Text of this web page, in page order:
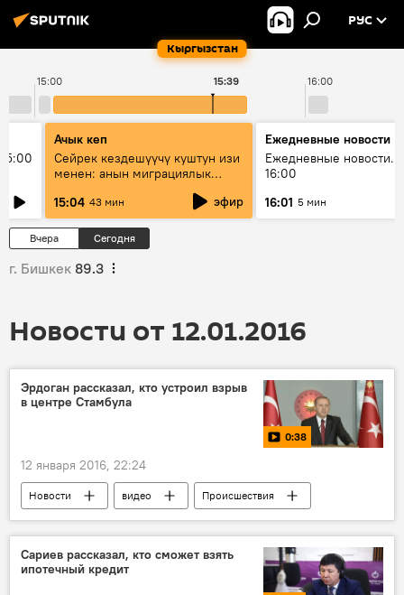
Кыргызстан
РУС
15:00 16:00
15:39
Ачык кеп
Сейрек кездешүүчү куштун изи
менен: анын миграциялык
жолу эмнеден кабар берет?
15:04 43 мин эфир
Ежедневные новости
Ежедневные новости.
16:00
16:01 5 мин
Вчера Сегодня
г. Бишкек 89.3
Новости от 12.01.2016
Эрдоган рассказал, кто устроил взрыв
в центре Стамбула
0:38
12 января 2016, 22:24
Новости видео
Происшествия
В мире
Взрыв в центре Стамбула
Реджеп Тайип Эрдоган
Сариев рассказал, кто сможет взять
ипотечный кредит